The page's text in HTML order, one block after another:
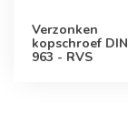
Verzonken
kopschroef DIN
963 - RVS